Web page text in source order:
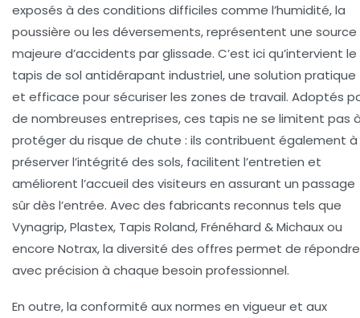
exposés à des conditions difficiles comme l’humidité, la
poussière ou les déversements, représentent une source
majeure d’accidents par glissade. C’est ici qu’intervient le
tapis de sol antidérapant industriel, une solution pratique
et efficace pour sécuriser les zones de travail. Adoptés
de nombreuses entreprises, ces tapis ne se limitent pas
protéger du risque de chute : ils contribuent également à
préserver l’intégrité des sols, facilitent l’entretien et
améliorent l’accueil des visiteurs en assurant un passage
sûr dès l’entrée. Avec des fabricants reconnus tels que
Vynagrip, Plastex, Tapis Roland, Frénéhard & Michaux ou
encore Notrax, la diversité des offres permet de répondre
avec précision à chaque besoin professionnel.
En outre, la conformité aux normes en vigueur et aux